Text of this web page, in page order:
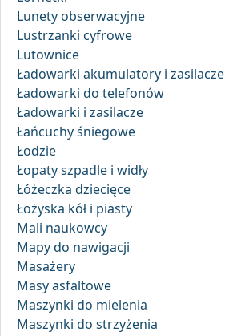
Lunety obserwacyjne
Lustrzanki cyfrowe
Lutownice
Ładowarki akumulatory i zasilacze
Ładowarki do telefonów
Ładowarki i zasilacze
Łańcuchy śniegowe
Łodzie
Łopaty szpadle i widły
Łóżeczka dziecięce
Łożyska kół i piasty
Mali naukowcy
Mapy do nawigacji
Masażery
Masy asfaltowe
Maszynki do mielenia
Maszynki do strzyżenia